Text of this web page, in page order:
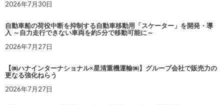
2026年7月30日
自動車船の荷役中断を抑制する自動車移動用「スケーター」を開発・導
入 ～自力走行できない車両を約5分で移動可能に～
2026年7月27日
【㈱ハナインターナショナル×星清重機運輸㈱】グループ会社で販売力の
更なる強化ねらう
2026年7月27日